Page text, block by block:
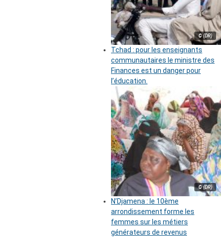
© (DR)
Tchad : pour les enseignants
communautaires le ministre des
Finances est un danger pour
l’éducation.
© (DR)
N’Djamena : le 10ème
arrondissement forme les
femmes sur les métiers
générateurs de revenus